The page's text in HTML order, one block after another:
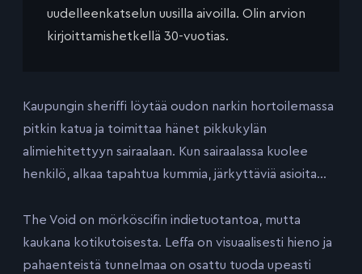
uudelleenkatselun uusilla aivoilla. Olin arvion
kirjoittamishetkellä 30-vuotias.
Kaupungin sheriffi löytää oudon narkin hortoilemassa
pitkin katua ja toimittaa hänet pikkukylän
alimiehitettyyn sairaalaan. Kun sairaalassa kuolee
henkilö, alkaa tapahtua kummia, järkyttäviä asioita…
The Void on mörköscifin indietuotantoa, mutta
kaukana kotikutoisesta. Leffa on visuaalisesti hieno ja
pahaenteistä tunnelmaa on osattu tuoda upeasti